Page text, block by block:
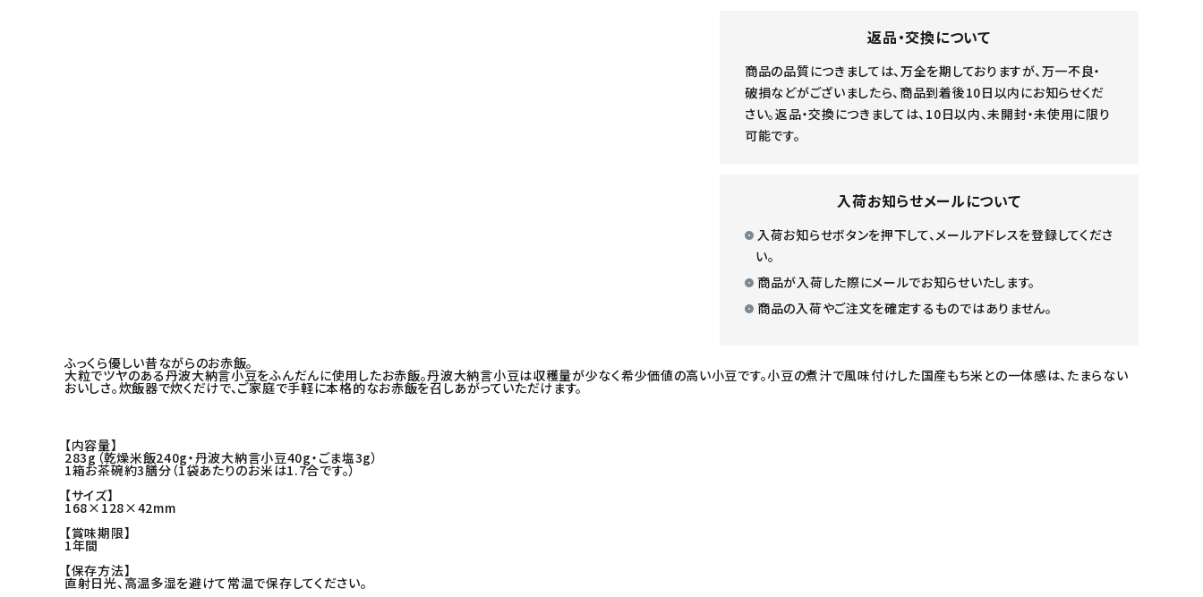
返品・交換について
商品の品質につきましては、万全を期しておりますが、万一不良・
破損などがございましたら、商品到着後10日以内にお知らせくだ
さい。返品・交換につきましては、10日以内、未開封・未使用に限り
可能です。
入荷お知らせメールについて
入荷お知らせボタンを押下して、メールアドレスを登録してくださ
い。
商品が入荷した際にメールでお知らせいたします。
商品の入荷やご注文を確定するものではありません。
ふっくら優しい昔ながらのお赤飯。
大粒でツヤのある丹波大納言小豆をふんだんに使用したお赤飯。丹波大納言小豆は収穫量が少なく希少価値の高い小豆です。小豆の煮汁で風味付けした国産もち米との一体感は、たまらない
おいしさ。炊飯器で炊くだけで、ご家庭で手軽に本格的なお赤飯を召しあがっていただけます。
【内容量】
283g（乾燥米飯240g・丹波大納言小豆40g・ごま塩3g）
1箱お茶碗約3膳分（1袋あたりのお米は1.7合です。）
【サイズ】
168×128×42mm
【賞味期限】
1年間
【保存方法】
直射日光、高温多湿を避けて常温で保存してください。